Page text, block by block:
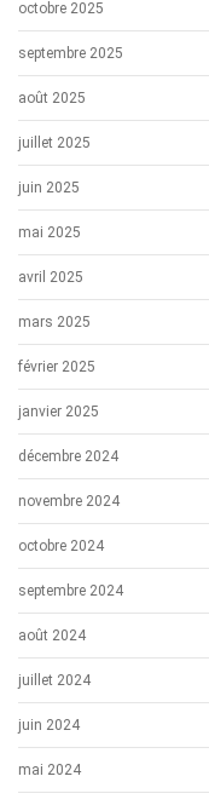
octobre 2025
septembre 2025
août 2025
juillet 2025
juin 2025
mai 2025
avril 2025
mars 2025
février 2025
janvier 2025
décembre 2024
novembre 2024
octobre 2024
septembre 2024
août 2024
juillet 2024
juin 2024
mai 2024